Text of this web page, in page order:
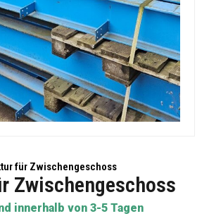
für Zwischengeschoss
Zwischengeschoss
innerhalb von 3-5 Tagen